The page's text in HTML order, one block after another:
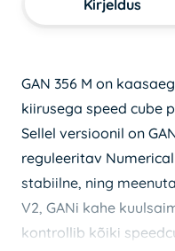
Kirjeldus
GAN 356 M on
kiirusega speed cube
Sellel versioonil on
reguleeritav Numerical
stabiilne, ning
V2, GANi kahe
kontrollib kõiki